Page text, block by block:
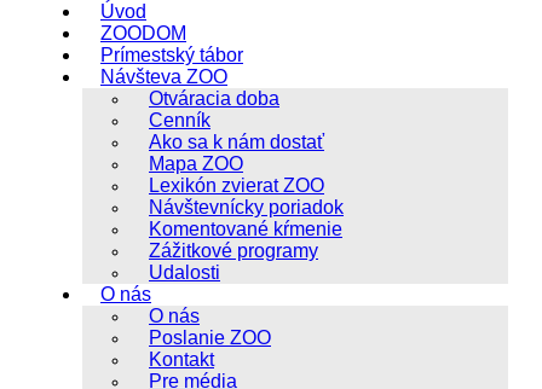
Úvod
ZOODOM
Prímestský tábor
Návšteva ZOO
Otváracia doba
Cenník
Ako sa k nám dostať
Mapa ZOO
Lexikón zvierat ZOO
Návštevnícky poriadok
Komentované kŕmenie
Zážitkové programy
Udalosti
O nás
O nás
Poslanie ZOO
Kontakt
Pre média